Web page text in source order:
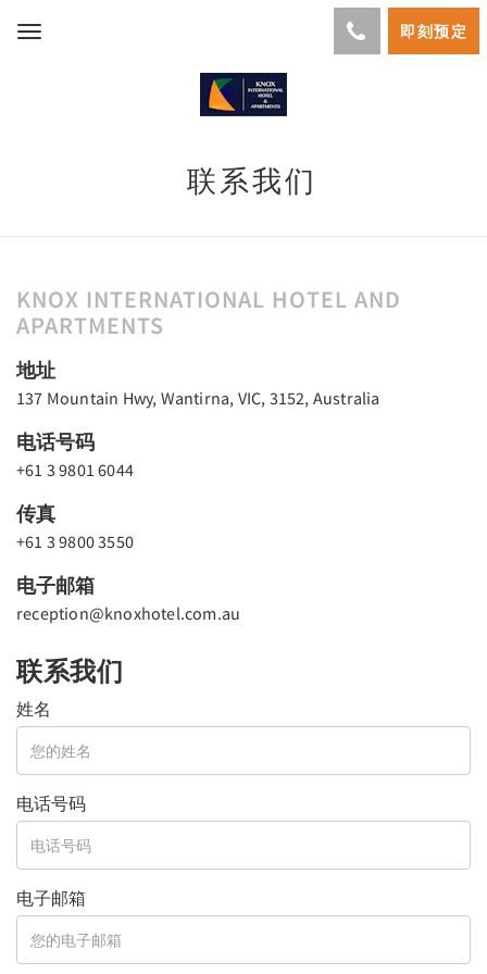
Toggle
即刻预定
联系我们
KNOX INTERNATIONAL HOTEL AND
APARTMENTS
地址
137 Mountain Hwy, Wantirna, VIC, 3152, Australia
电话号码
+61 3 9801 6044
传真
+61 3 9800 3550
电子邮箱
reception@knoxhotel.com.au
联系我们
姓名
电话号码
电子邮箱